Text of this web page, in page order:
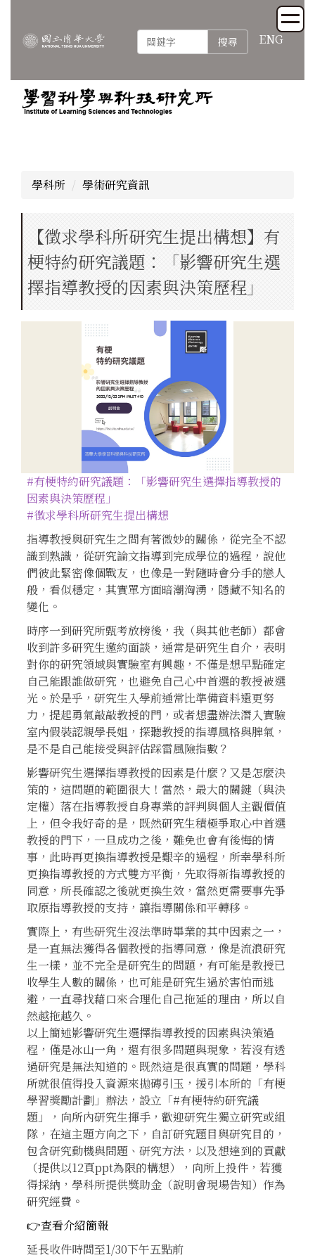
內
搜尋 ENG
學科所 學術研究資訊
【徵求學科所研究生提出構想】有
梗特約研究議題：「影響研究生選
擇指導教授的因素與決策歷程」
#有梗特約研究議題：「影響研究生選擇指導教授的
因素與決策歷程」
#徵求學科所研究生提出構想
指導教授與研究生之間有著微妙的關係，從完全不認
識到熟識，從研究論文指導到完成學位的過程，說他
們彼此緊密像個戰友，也像是一對隨時會分手的戀人
般，看似穩定，其實單方面暗潮洶湧，隱藏不知名的
變化。
時序一到研究所甄考放榜後，我（與其他老師）都會
收到許多研究生邀約面談，通常是研究生自介，表明
對你的研究領域與實驗室有興趣，不僅是想早點確定
自己能跟誰做研究，也避免自己心中首選的教授被選
光。於是乎，研究生入學前通常比準備資料還更努
力，提起勇氣敲敲教授的門，或者想盡辦法潛入實驗
室內假裝認親學長姐，探聽教授的指導風格與脾氣，
是不是自己能接受與評估踩雷風險指數？
影響研究生選擇指導教授的因素是什麼？又是怎麼決
策的，這問題的範圍很大！當然，最大的關鍵（與決
定權）落在指導教授自身專業的評判與個人主觀價值
上，但令我好奇的是，既然研究生積極爭取心中首選
教授的門下，一旦成功之後，難免也會有後悔的情
事，此時再更換指導教授是艱辛的過程，所幸學科所
更換指導教授的方式雙方平衡，先取得新指導教授的
同意，所長確認之後就更換生效，當然更需要事先爭
取原指導教授的支持，讓指導關係和平轉移。
實際上，有些研究生沒法準時畢業的其中因素之一，
是一直無法獲得各個教授的指導同意，像是流浪研究
生一樣，並不完全是研究生的問題，有可能是教授已
收學生人數的關係，也可能是研究生過於害怕而逃
避，一直尋找藉口來合理化自己拖延的理由，所以自
然越拖越久。
以上簡述影響研究生選擇指導教授的因素與決策過
程，僅是冰山一角，還有很多問題與現象，若沒有透
過研究是無法知道的。既然這是很真實的問題，學科
所就很值得投入資源來拋磚引玉，援引本所的「有梗
學習獎勵計劃」辦法，設立「#有梗特約研究議
題」，向所內研究生揮手，歡迎研究生獨立研究或組
隊，在這主題方向之下，自訂研究題目與研究目的，
包含研究動機與問題、研究方法，以及想達到的貢獻
（提供以12頁ppt為限的構想），向所上投件，若獲
得採納，學科所提供獎助金（說明會現場告知）作為
研究經費。
👉查看介紹簡報
延長收件時間至1/30下午五點前